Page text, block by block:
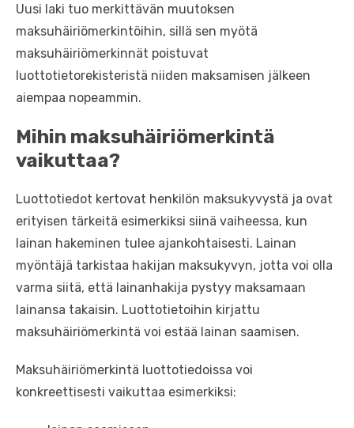
Uusi laki tuo merkittävän muutoksen
maksuhäiriömerkintöihin, sillä sen myötä
maksuhäiriömerkinnät poistuvat
luottotietorekisteristä niiden maksamisen jälkeen
aiempaa nopeammin.
Mihin maksuhäiriömerkintä
vaikuttaa?
Luottotiedot kertovat henkilön maksukyvystä ja ovat
erityisen tärkeitä esimerkiksi siinä vaiheessa, kun
lainan hakeminen tulee ajankohtaisesti. Lainan
myöntäjä tarkistaa hakijan maksukyvyn, jotta voi olla
varma siitä, että lainanhakija pystyy maksamaan
lainansa takaisin. Luottotietoihin kirjattu
maksuhäiriömerkintä voi estää lainan saamisen.
Maksuhäiriömerkintä luottotiedoissa voi
konkreettisesti vaikuttaa esimerkiksi: